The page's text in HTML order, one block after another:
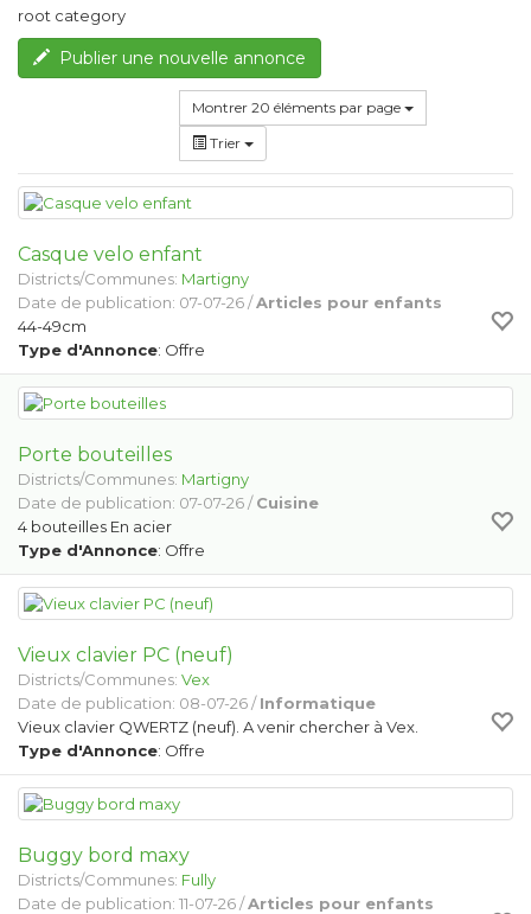
root category
Publier une nouvelle annonce
Montrer 20 éléments par page
Trier
Casque velo enfant
Districts/Communes: Martigny
Date de publication: 07-07-26 /Articles pour enfants
44-49cm
Type d'Annonce: Offre
Porte bouteilles
Districts/Communes: Martigny
Date de publication: 07-07-26 /Cuisine
4 bouteilles En acier
Type d'Annonce: Offre
Vieux clavier PC (neuf)
Districts/Communes: Vex
Date de publication: 08-07-26 /Informatique
Vieux clavier QWERTZ (neuf). A venir chercher à Vex.
Type d'Annonce: Offre
Buggy bord maxy
Districts/Communes: Fully
Date de publication: 11-07-26 /Articles pour enfants